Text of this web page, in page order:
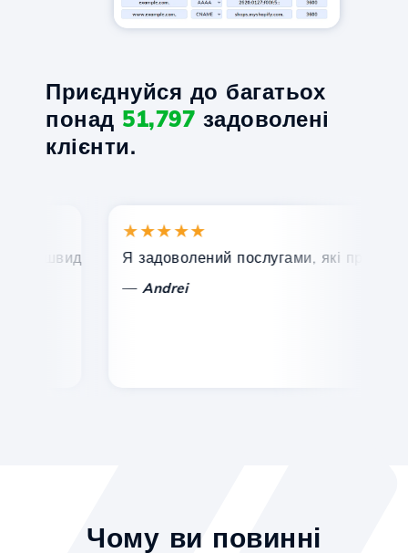
Приєднуйся до багатьох
понад 51,797 задоволені
клієнти.
та ефективна технічна підтримка.
★★★★★
Я задоволений послугами, які пропонує
Andrei
Чому ви повинні